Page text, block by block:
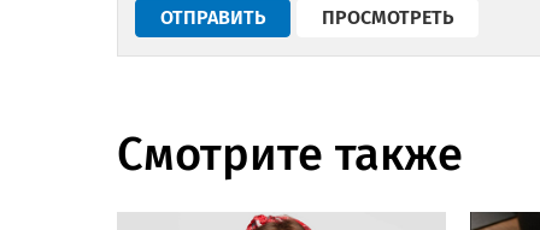
Смотрите также